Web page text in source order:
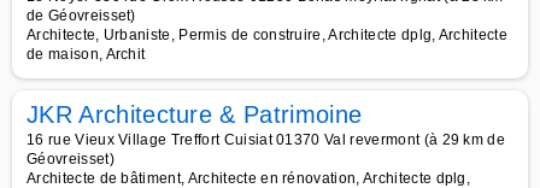
de Géovreisset)
Architecte, Urbaniste, Permis de construire, Architecte dplg, Architecte
de maison, Archit
JKR Architecture & Patrimoine
16 rue Vieux Village Treffort Cuisiat 01370 Val revermont (à 29 km de
Géovreisset)
Architecte de bâtiment, Architecte en rénovation, Architecte dplg,